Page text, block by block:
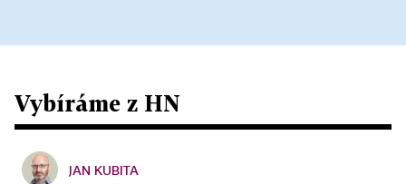
Vybíráme z HN
JAN KUBITA